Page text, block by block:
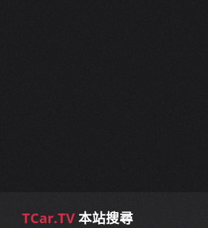
TCar.TV本站搜尋